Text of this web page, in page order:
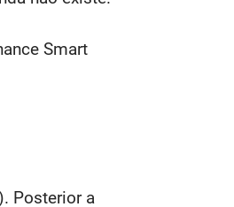
Smart
Posterior a